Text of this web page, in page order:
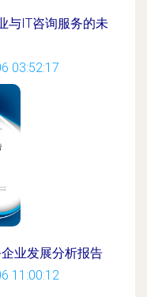
与IT咨询服务的未
03:52:17
业发展分析报告
11:00:12